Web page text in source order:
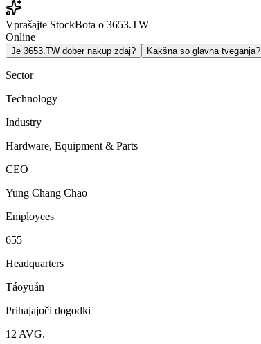
Vprašajte StockBota o 3653.TW
Online
Je 3653.TW dober nakup zdaj? Kakšna so glavna tveganja?
Sector
Technology
Industry
Hardware, Equipment & Parts
CEO
Yung Chang Chao
Employees
655
Headquarters
Táoyuán
Prihajajoči dogodki
12 AVG.